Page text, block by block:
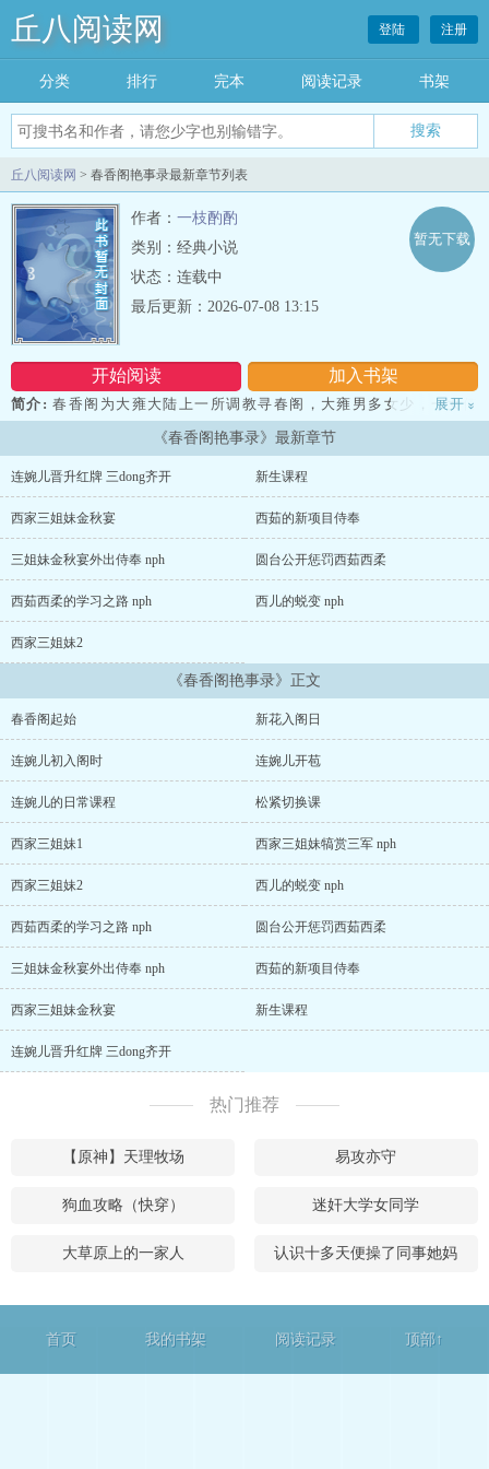
丘八阅读网 登陆 注册
分类 排行 完本 阅读记录 书架
丘八阅读网 > 春香阁艳事录最新章节列表
作者： 一枝酌酌
类别：经典小说
状态：连载中
开始阅读 加入书架
暂无下载
最后更新：2026-07-08 13:15
简介: 春香阁为大雍大陆上一所调教寻春阁，大雍男多女少，一女侍
多男，一女嫁多男都是非常正常现象。文中大量np群交场景，没有感
情戏，一般没有gang交没有双龙...
展开 »
《春香阁艳事录》最新章节
连婉儿晋升红牌 三dong齐开 新生课程
西家三姐妹金秋宴 西茹的新项目侍奉
三姐妹金秋宴外出侍奉 nph 圆台公开惩罚西茹西柔
西茹西柔的学习之路 nph 西儿的蜕变 nph
西家三姐妹2
《春香阁艳事录》正文
春香阁起始 新花入阁日
连婉儿初入阁时 连婉儿开苞
连婉儿的日常课程 松紧切换课
西家三姐妹1 西家三姐妹犒赏三军 nph
西家三姐妹2 西儿的蜕变 nph
西茹西柔的学习之路 nph 圆台公开惩罚西茹西柔
三姐妹金秋宴外出侍奉 nph 西茹的新项目侍奉
西家三姐妹金秋宴 新生课程
连婉儿晋升红牌 三dong齐开
热门推荐
【原神】天理牧场 易攻亦守
狗血攻略（快穿） 迷奸大学女同学
大草原上的一家人 认识十多天便操了同事她妈
首页 我的书架 阅读记录 顶部↑